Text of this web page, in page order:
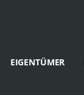
EIGENTÜMER